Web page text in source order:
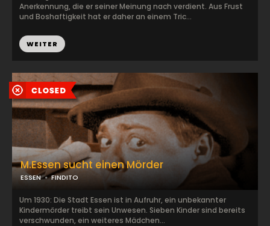
Anerkennung, die er seiner Meinung nach verdient. Aus Frust
und Boshaftigkeit hat er daher an einem Tric...
WEITER
M.Essen sucht einen Mörder
ESSEN FINDITO
Um 1930: Die Stadt Essen ist in Aufruhr, ein unbekannter
Kindermörder treibt sein Unwesen. Sieben Kinder sind bereits
verschwunden, ein weiteres Mädchen...